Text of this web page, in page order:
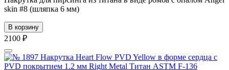
skin #8 (шляпка 6 мм)
В корзину
2100 ₽